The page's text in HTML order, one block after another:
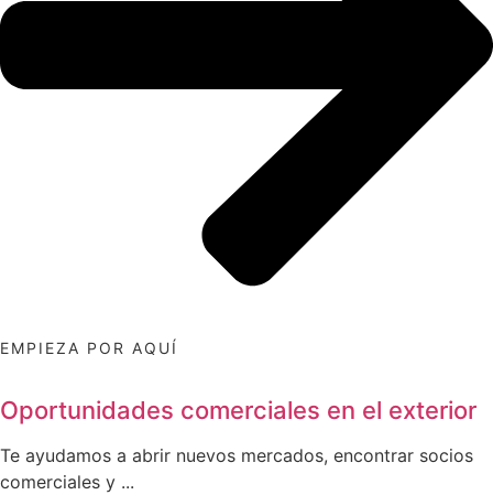
EMPIEZA POR AQUÍ
Oportunidades comerciales en el exterior
Te ayudamos a abrir nuevos mercados, encontrar socios
comerciales y ...